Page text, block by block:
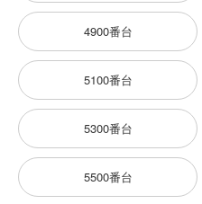
4900番台
5100番台
5300番台
5500番台